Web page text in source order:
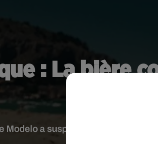
: La bière
Modelo a suspendu la production